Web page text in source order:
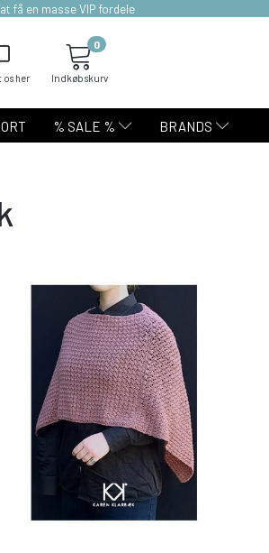
få en masse VIP fordele
os her Indkøbskurv
0
% SALE % BRANDS